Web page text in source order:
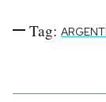
Tag: